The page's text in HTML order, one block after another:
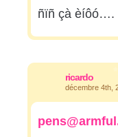
ñïñ çà èíôó….
ricardo
décembre 4th,